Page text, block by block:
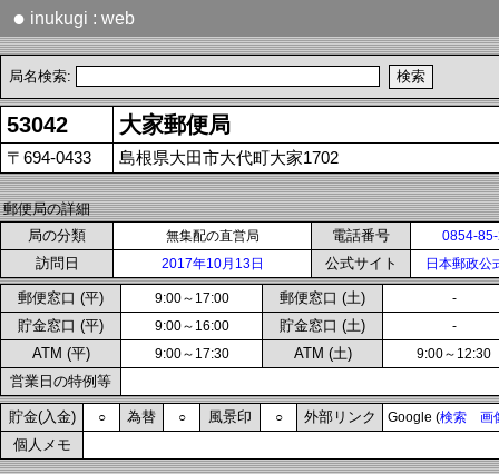
● inukugi : web
局名検索:
53042 大家郵便局
〒694-0433 島根県大田市大代町大家1702
郵便局の詳細
局の分類
無集配の直営局 電話番号 0854-
訪問日 2017年10月13日 公式サイト 日本郵政公
郵便窓口 (平) 9:00～17:00 郵便窓口 (土) -
貯金窓口 (平) 9:00～16:00 貯金窓口 (土) -
ATM (平) 9:00～17:30 ATM (土) 9:00～12:30
営業日の特例等
貯金(入金) ○ 為替 ○ 風景印 ○ 外部リンク Google (検索 画
個人メモ